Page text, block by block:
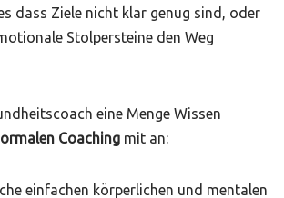
dass Ziele nicht klar genug sind, oder
Stolpersteine den Weg
eine Menge Wissen
Coaching mit an:
einfachen körperlichen und mentalen